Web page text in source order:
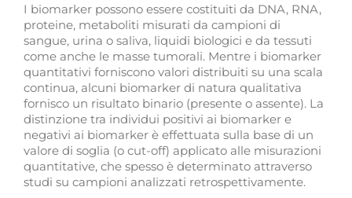
I biomarker possono essere costituiti da DNA, RNA,
proteine, metaboliti misurati da campioni di
sangue, urina o saliva, liquidi biologici e da tessuti
come anche le masse tumorali. Mentre i biomarker
quantitativi forniscono valori distribuiti su una scala
continua, alcuni biomarker di natura qualitativa
fornisco un risultato binario (presente o assente). La
distinzione tra individui positivi ai biomarker e
negativi ai biomarker è effettuata sulla base di un
valore di soglia (o cut-off) applicato alle misurazioni
quantitative, che spesso è determinato attraverso
studi su campioni analizzati retrospettivamente.